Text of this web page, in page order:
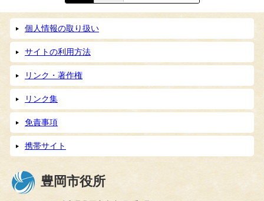
個人情報の取り扱い
サイトの利用方法
リンク・著作権
リンク集
免責事項
携帯サイト
豊岡市役所